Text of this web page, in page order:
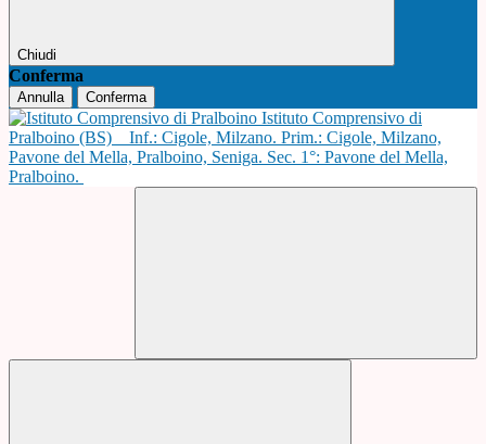
Chiudi
Conferma
Annulla Conferma
Istituto Comprensivo di
Pralboino (BS)
Inf.: Cigole, Milzano. Prim.: Cigole, Milzano,
Pavone del Mella, Pralboino, Seniga. Sec. 1°: Pavone del Mella,
Pralboino.